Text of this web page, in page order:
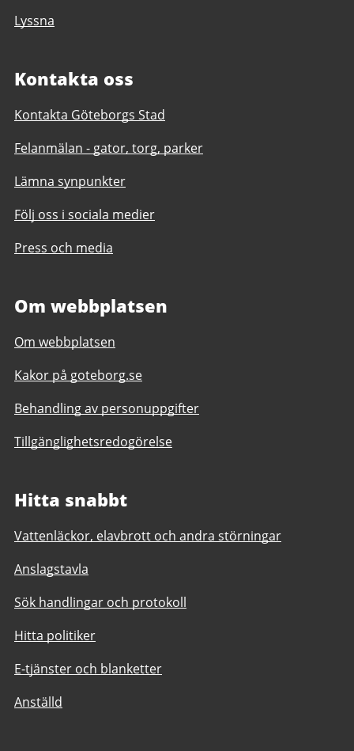
Lyssna
Kontakta oss
Kontakta Göteborgs Stad
Felanmälan - gator, torg, parker
Lämna synpunkter
Följ oss i sociala medier
Press och media
Om webbplatsen
Om webbplatsen
Kakor på goteborg.se
Behandling av personuppgifter
Tillgänglighetsredogörelse
Hitta snabbt
Vattenläckor, elavbrott och andra störningar
Anslagstavla
Sök handlingar och protokoll
Hitta politiker
E-tjänster och blanketter
Anställd